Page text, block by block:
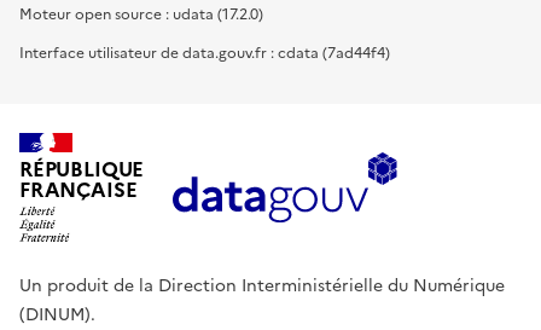
Moteur open source : udata (17.2.0)
Interface utilisateur de data.gouv.fr : cdata (7ad44f4)
RÉPUBLIQUE
FRANÇAISE
Un produit de la Direction Interministérielle du Numérique
(DINUM).